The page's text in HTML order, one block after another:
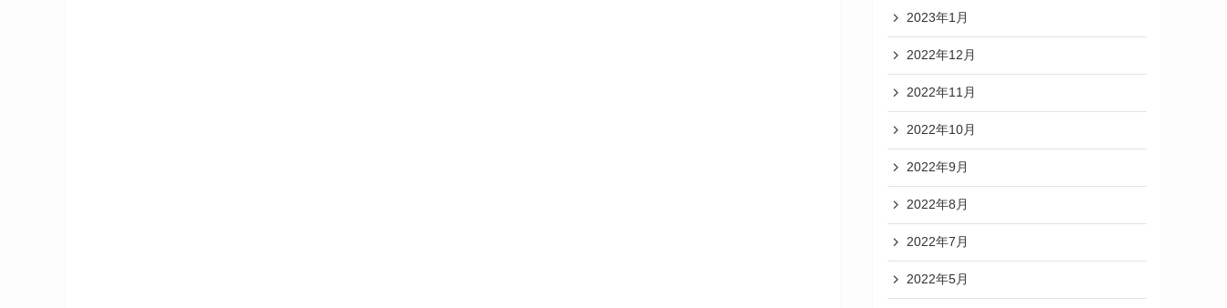
2023年1月
2022年12月
2022年11月
2022年10月
2022年9月
2022年8月
2022年7月
2022年5月